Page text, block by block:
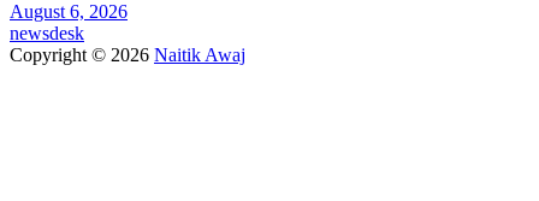
August 6, 2026
newsdesk
Copyright © 2026 Naitik Awaj